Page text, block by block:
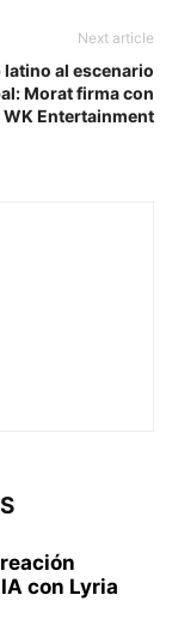
Next article
latino al escenario
Morat firma con
WK Entertainment
con Lyria